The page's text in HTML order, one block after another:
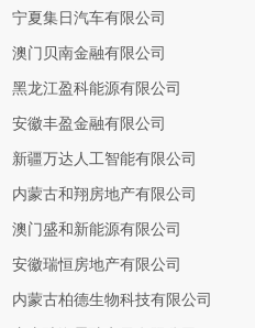
宁夏集日汽车有限公司
澳门贝南金融有限公司
黑龙江盈科能源有限公司
安徽丰盈金融有限公司
新疆万达人工智能有限公司
内蒙古和翔房地产有限公司
澳门盛和新能源有限公司
安徽瑞恒房地产有限公司
内蒙古柏德生物科技有限公司